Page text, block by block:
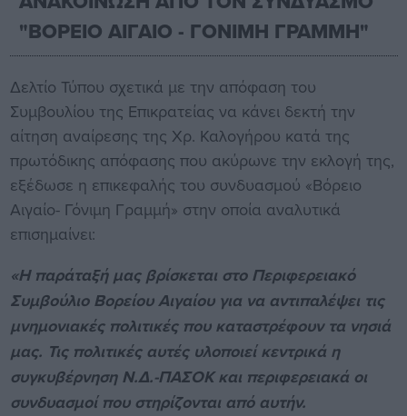
"ΒΟΡΕΙΟ ΑΙΓΑΙΟ - ΓΟΝΙΜΗ ΓΡΑΜΜΗ"
Δελτίο Τύπου σχετικά με την απόφαση του
Συμβουλίου της Επικρατείας να κάνει δεκτή την
αίτηση αναίρεσης της Χρ. Καλογήρου κατά της
πρωτόδικης απόφασης που ακύρωνε την εκλογή της,
εξέδωσε η επικεφαλής του συνδυασμού «Βόρειο
Αιγαίο- Γόνιμη Γραμμή» στην οποία αναλυτικά
επισημαίνει:
«Η παράταξή μας βρίσκεται στο Περιφερειακό
Συμβούλιο Βορείου Αιγαίου για να αντιπαλέψει τις
μνημονιακές πολιτικές που καταστρέφουν τα νησιά
μας. Τις πολιτικές αυτές υλοποιεί κεντρικά η
συγκυβέρνηση Ν.Δ.-ΠΑΣΟΚ και περιφερειακά οι
συνδυασμοί που στηρίζονται από αυτήν.